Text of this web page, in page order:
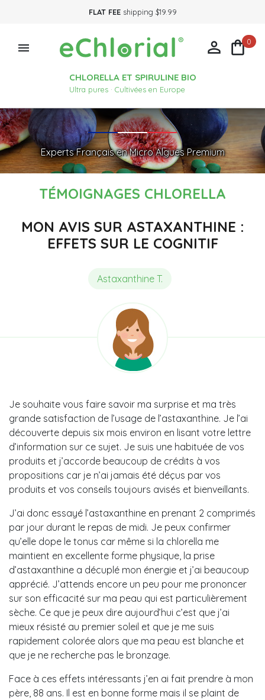
FLAT FEEshipping $19.99

CHLORELLA ET SPIRULINE BIO
Ultra pures · Cultivées en Europe
 0
Experts Français en Micro Algues Premium
TÉMOIGNAGES CHLORELLA
MON AVIS SUR ASTAXANTHINE :
EFFETS SUR LE COGNITIF
Astaxanthine T.
Je souhaite vous faire savoir ma surprise et ma très
grande satisfaction de l’usage de l’astaxanthine. Je l’ai
découverte depuis six mois environ en lisant votre lettre
d’information sur ce sujet. Je suis une habituée de vos
produits et j’accorde beaucoup de crédits à vos
propositions car je n’ai jamais été déçus par vos
produits et vos conseils toujours avisés et bienveillants.
J’ai donc essayé l’astaxanthine en prenant 2 comprimés
par jour durant le repas de midi. Je peux confirmer
qu’elle dope le tonus car même si la chlorella me
maintient en excellente forme physique, la prise
d’astaxanthine a décuplé mon énergie et j’ai beaucoup
apprécié. J’attends encore un peu pour me prononcer
sur son efficacité sur ma peau qui est particulièrement
sèche. Ce que je peux dire aujourd’hui c’est que j’ai
mieux résisté au premier soleil et que je me suis
rapidement colorée alors que ma peau est blanche et
que je ne recherche pas le bronzage.
Face à ces effets intéressants j’en ai fait prendre à mon
père, 88 ans. Il est en bonne forme mais il se plaint de